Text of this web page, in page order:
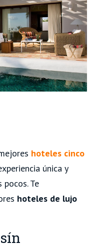
hoteles cinco
única y
Te
hoteles de lujo